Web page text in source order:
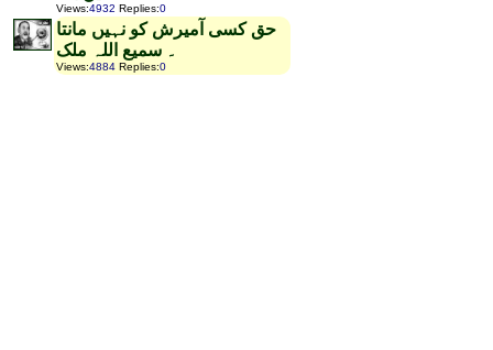
Views:4932 Replies:0
حق کسی آمیرش کو نہیں مانتا
۔ سمیع اللہ ملک
Views:4884 Replies:0